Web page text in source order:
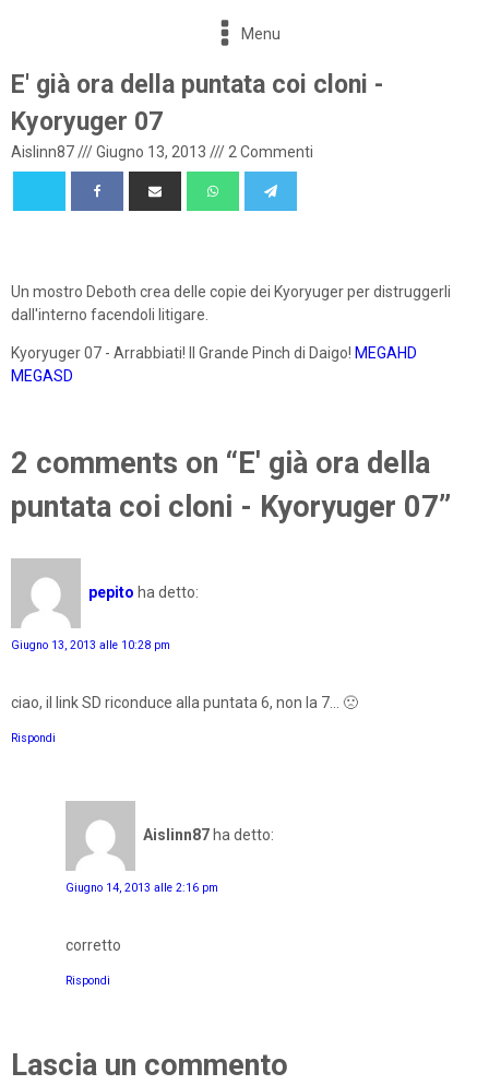
Menu
E' già ora della puntata coi cloni -
Kyoryuger 07
Aislinn87///Giugno 13, 2013 /// 2 Commenti
Un mostro Deboth crea delle copie dei Kyoryuger per distruggerli
dall'interno facendoli litigare.
Kyoryuger 07 - Arrabbiati! Il Grande Pinch di Daigo! MEGAHD
MEGASD
2 comments on “E' già ora della
puntata coi cloni - Kyoryuger 07”
pepito ha detto:
Giugno 13, 2013 alle 10:28 pm
ciao, il link SD riconduce alla puntata 6, non la 7... 🙁
Rispondi
Aislinn87 ha detto:
Giugno 14, 2013 alle 2:16 pm
corretto
Rispondi
Lascia un commento